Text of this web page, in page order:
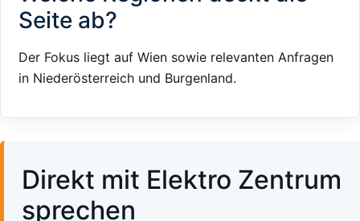
Seite ab?
Der Fokus liegt auf Wien sowie relevanten Anfragen
in Niederösterreich und Burgenland.
Direkt mit Elektro Zentrum
sprechen